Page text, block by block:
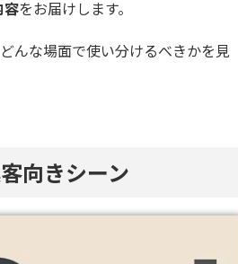
容をお届けします。
んな場面で使い分けるべきかを見
向きシーン